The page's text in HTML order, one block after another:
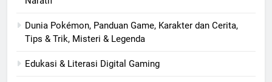
Dunia Pokémon, Panduan Game, Karakter dan Cerita,
Tips & Trik, Misteri & Legenda
Edukasi & Literasi Digital Gaming